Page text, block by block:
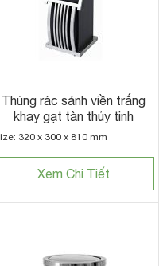
Thùng rác sảnh viền trắng
khay gạt tàn thủy tinh
320 x 300 x 810 mm
Xem Chi Tiết